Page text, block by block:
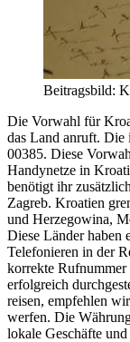
Beitragsbild:
Die Vorwahl für
das Land anruft. Die
00385. Diese
Handynetze in
benötigt ihr
Zagreb. Kroatien
und Herzegowina,
Diese Länder haben
Telefonieren in der
korrekte Rufnummer
erfolgreich
reisen, empfehlen
werfen. Die
lokale Geschäfte